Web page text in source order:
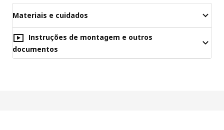
Materiais e cuidados
Instruções de montagem e outros
documentos